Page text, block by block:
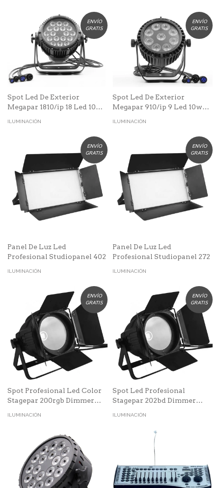
ENVÍO
GRATIS
Spot Led De Exterior
Megapar 1810/ip 18 Led 10w
ILUMINACIÓN
ENVÍO
GRATIS
Spot Led De Exterior
Megapar 910/ip 9 Led 10w
ILUMINACIÓN
ENVÍO
GRATIS
Panel De Luz Led
Profesional Studiopanel 402
ILUMINACIÓN
ENVÍO
GRATIS
Panel De Luz Led
Profesional Studiopanel 272
ILUMINACIÓN
ENVÍO
GRATIS
Spot Profesional Led Color
Stagepar 200rgb Dimmer
ILUMINACIÓN
ENVÍO
GRATIS
Spot Led Profesional
Stagepar 202bd Dimmer
ILUMINACIÓN